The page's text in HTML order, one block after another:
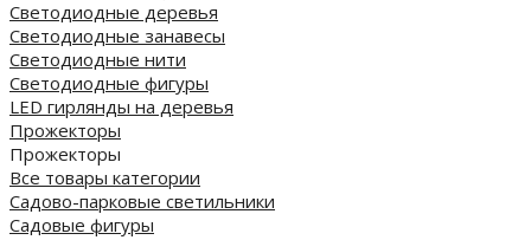
Светодиодные деревья
Светодиодные занавесы
Светодиодные нити
Светодиодные фигуры
LED гирлянды на деревья
Прожекторы
Прожекторы
Все товары категории
Садово-парковые светильники
Садовые фигуры